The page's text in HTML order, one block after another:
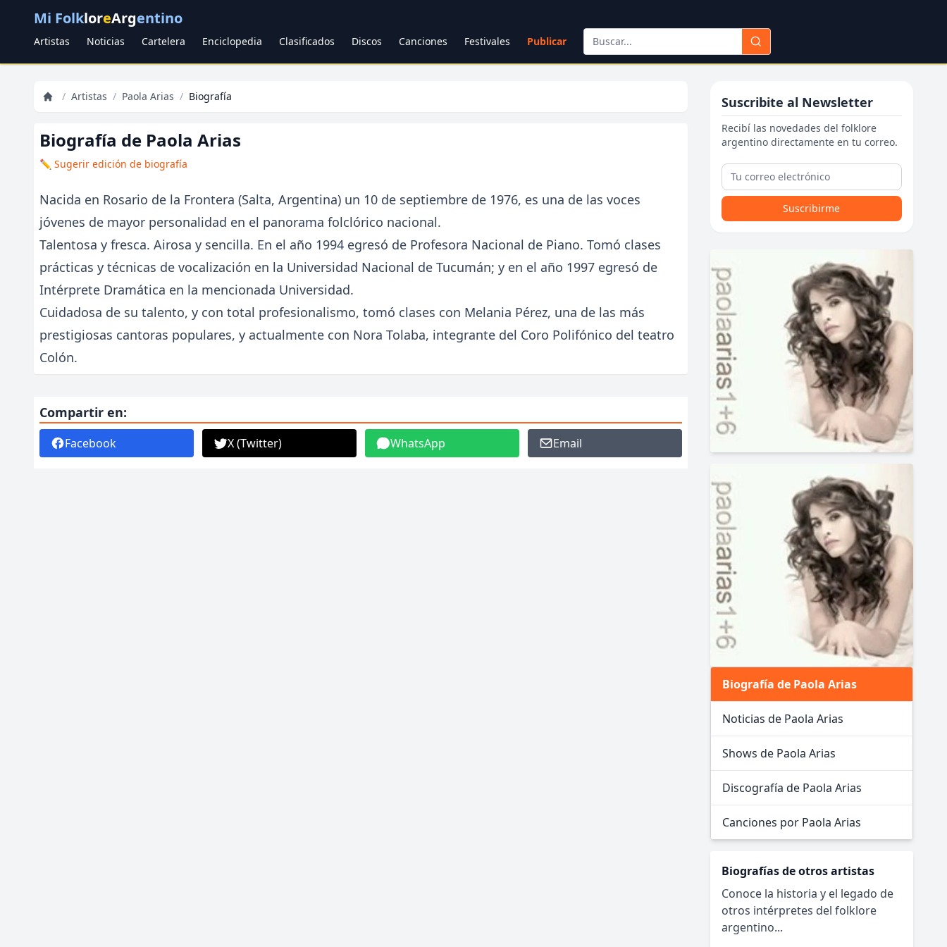
Mi FolkloreArgentino
Artistas Noticias Cartelera Enciclopedia Clasificados Discos Canciones Festivales Publicar
/ Artistas / Paola Arias / Biografía
Biografía de Paola Arias
✏️ Sugerir edición de biografía
Nacida en Rosario de la Frontera (Salta, Argentina) un 10 de septiembre de 1976, es una de las voces
jóvenes de mayor personalidad en el panorama folclórico nacional.
Talentosa y fresca. Airosa y sencilla. En el año 1994 egresó de Profesora Nacional de Piano. Tomó clases
prácticas y técnicas de vocalización en la Universidad Nacional de Tucumán; y en el año 1997 egresó de
Intérprete Dramática en la mencionada Universidad.
Cuidadosa de su talento, y con total profesionalismo, tomó clases con Melania Pérez, una de las más
prestigiosas cantoras populares, y actualmente con Nora Tolaba, integrante del Coro Polifónico del teatro
Colón.
Compartir en:
Facebook X (Twitter) WhatsApp Email
Suscribite al Newsletter
Recibí las novedades del folklore
argentino directamente en tu correo.
Suscribirme
Biografía de Paola Arias
Noticias de Paola Arias
Shows de Paola Arias
Discografía de Paola Arias
Canciones por Paola Arias
Biografías de otros artistas
Conoce la historia y el legado de
otros intérpretes del folklore
argentino...